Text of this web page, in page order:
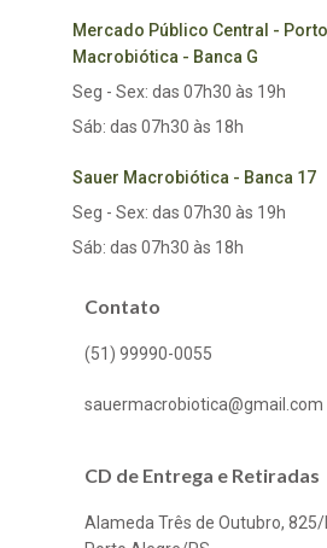
Mercado Público Central -
Macrobiótica - Banca G
Seg - Sex: das 07h30 às 19h
Sáb: das 07h30 às 18h
Sauer Macrobiótica - Banca 17
Seg - Sex: das 07h30 às 19h
Sáb: das 07h30 às 18h
Contato
(51) 99990-0055
sauermacrobiotica@gmail.com
CD de Entrega e Retiradas
Alameda Três de Outubro, 825/